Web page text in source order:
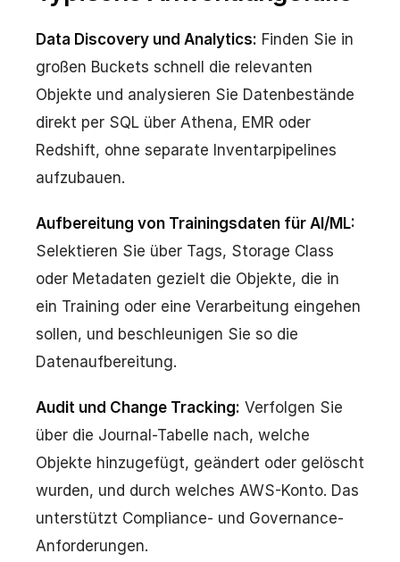
Data Discovery und Analytics: Finden Sie in
großen Buckets schnell die relevanten
Objekte und analysieren Sie Datenbestände
direkt per SQL über Athena, EMR oder
Redshift, ohne separate Inventarpipelines
aufzubauen.
Aufbereitung von Trainingsdaten für AI/ML:
Selektieren Sie über Tags, Storage Class
oder Metadaten gezielt die Objekte, die in
ein Training oder eine Verarbeitung eingehen
sollen, und beschleunigen Sie so die
Datenaufbereitung.
Audit und Change Tracking: Verfolgen Sie
über die Journal-Tabelle nach, welche
Objekte hinzugefügt, geändert oder gelöscht
wurden, und durch welches AWS-Konto. Das
unterstützt Compliance- und Governance-
Anforderungen.